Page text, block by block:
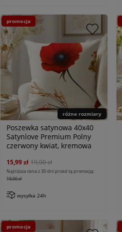
różne rozmiary
Poszewka satynowa 40x40
Satynlove Premium Polny
czerwony kwiat, kremowa
15,99 zł 19,00 zł
Najniższa cena z 30 dni przed tą promocją:
19,00 zł
wysyłka 24h
promocja
promocja